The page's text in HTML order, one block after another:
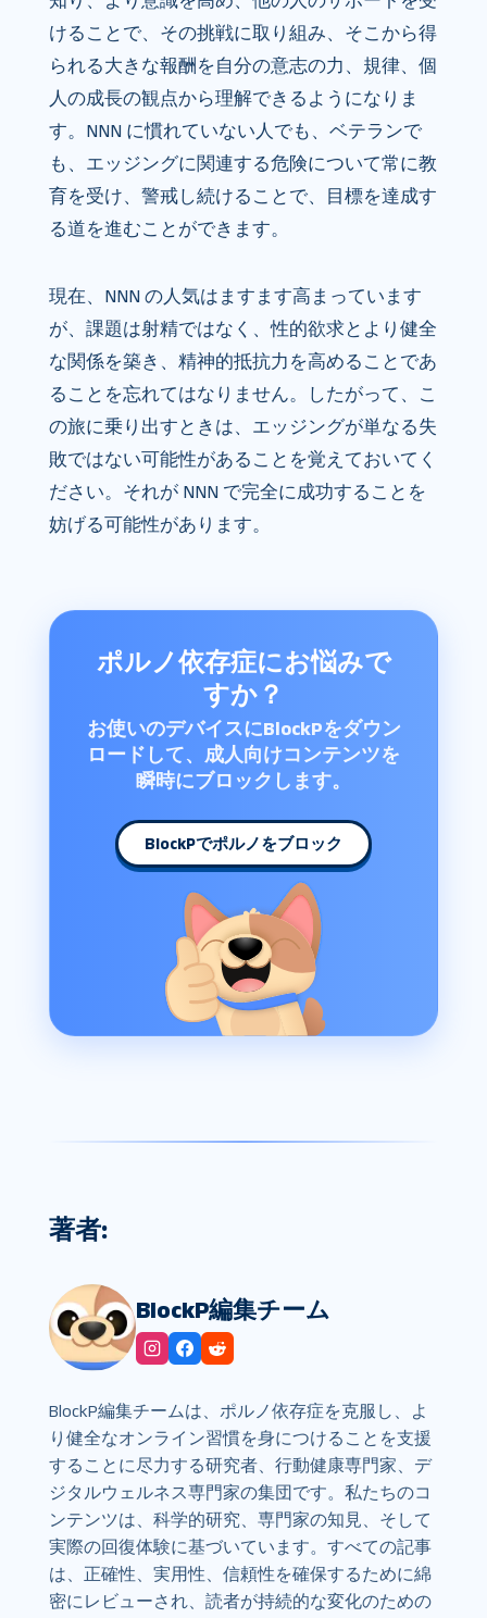
けることで、その挑戦に取り組み、そこから得
られる大きな報酬を自分の意志の力、規律、個
人の成長の観点から理解できるようになりま
す。NNN に慣れていない人でも、ベテランで
も、エッジングに関連する危険について常に教
育を受け、警戒し続けることで、目標を達成す
る道を進むことができます。
現在、NNN の人気はますます高まっています
が、課題は射精ではなく、性的欲求とより健全
な関係を築き、精神的抵抗力を高めることであ
ることを忘れてはなりません。したがって、こ
の旅に乗り出すときは、エッジングが単なる失
敗ではない可能性があることを覚えておいてく
ださい。それが NNN で完全に成功することを
妨げる可能性があります。
ポルノ依存症にお悩みで
すか？
お使いのデバイスにBlockPをダウン
ロードして、成人向けコンテンツを
瞬時にブロックします。
BlockPでポルノをブロック
著者:
BlockP編集チーム
BlockP編集チームは、ポルノ依存症を克服し、よ
り健全なオンライン習慣を身につけることを支援
することに尽力する研究者、行動健康専門家、デ
ジタルウェルネス専門家の集団です。私たちのコ
ンテンツは、科学的研究、専門家の知見、そして
実際の回復体験に基づいています。すべての記事
は、正確性、実用性、信頼性を確保するために綿
密にレビューされ、読者が持続的な変化のための